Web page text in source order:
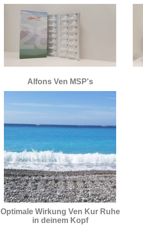
Alfons Ven MSP's
Optimale Wirkung Ven Kur Ruhe
in deinem Kopf